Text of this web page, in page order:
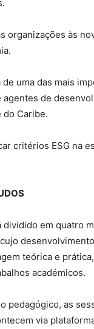
organizações às
uma das mais
agentes de
do Caribe.
critérios ESG na
dividido em quatro
teórica e
académicos.
pedagógico, as
via